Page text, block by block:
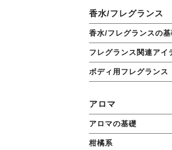
香水/フレグランス
香水/フレグランスの基
フレグランス関連アイ
ボディ用フレグランス
アロマ
アロマの基礎
柑橘系